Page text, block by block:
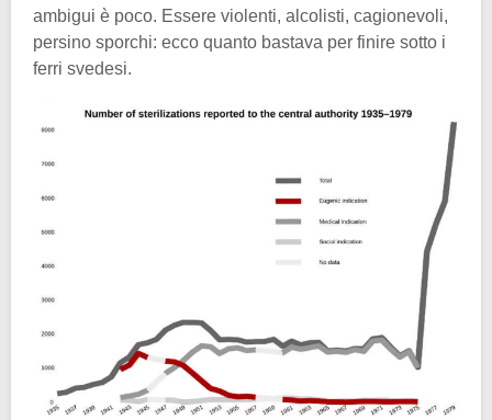
ambigui è poco. Essere violenti, alcolisti, cagionevoli,
persino sporchi: ecco quanto bastava per finire sotto i
ferri svedesi.